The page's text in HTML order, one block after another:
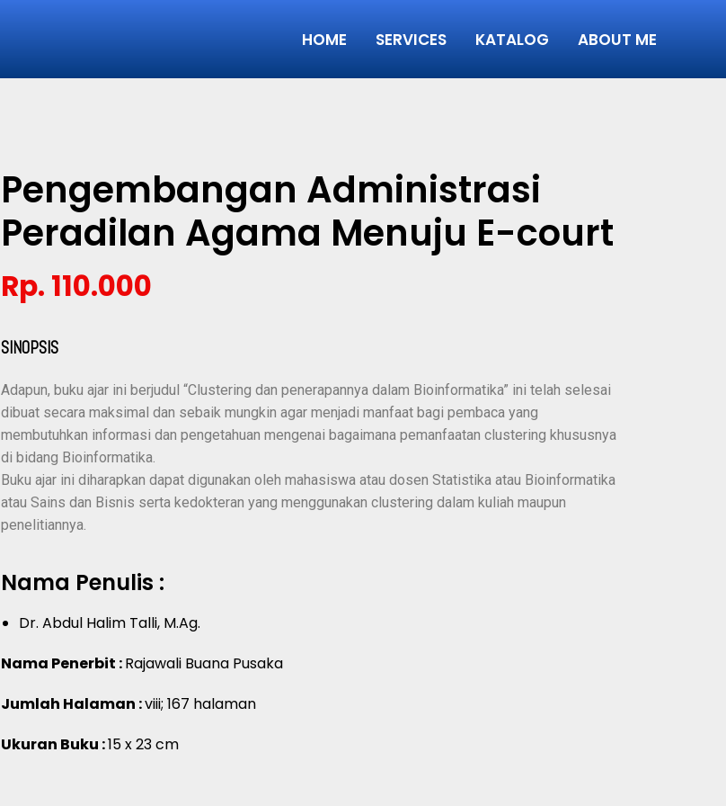
HOME SERVICES KATALOG ABOUT ME
Pengembangan Administrasi
Peradilan Agama Menuju E-court
Rp. 110.000
SINOPSIS
Adapun, buku ajar ini berjudul “Clustering dan penerapannya dalam Bioinformatika” ini telah selesai
dibuat secara maksimal dan sebaik mungkin agar menjadi manfaat bagi pembaca yang
membutuhkan informasi dan pengetahuan mengenai bagaimana pemanfaatan clustering khususnya
di bidang Bioinformatika.
Buku ajar ini diharapkan dapat digunakan oleh mahasiswa atau dosen Statistika atau Bioinformatika
atau Sains dan Bisnis serta kedokteran yang menggunakan clustering dalam kuliah maupun
penelitiannya.
Nama Penulis :
Dr. Abdul Halim Talli, M.Ag.
Nama Penerbit :Rajawali Buana Pusaka
Jumlah Halaman :viii; 167 halaman
Ukuran Buku :15 x 23 cm